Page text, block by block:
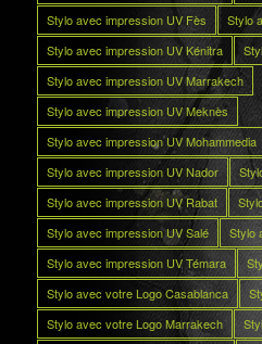
Stylo avec impression UV Fès
Stylo
Stylo avec impression UV Kénitra
Stylo avec impression UV Marrakech
Stylo avec impression UV Meknès
Stylo avec impression UV Mohammedia
Stylo avec impression UV Nador
Stylo avec impression UV Rabat
Stylo avec impression UV Salé
Stylo
Stylo avec impression UV Témara
Stylo avec votre Logo Casablanca
Stylo avec votre Logo Marrakech